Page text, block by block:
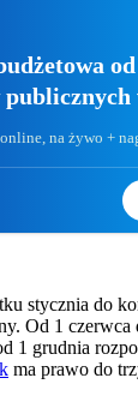
online, na żywo +
stycznia do
Od 1 czerwca
1 grudnia
ma prawo do